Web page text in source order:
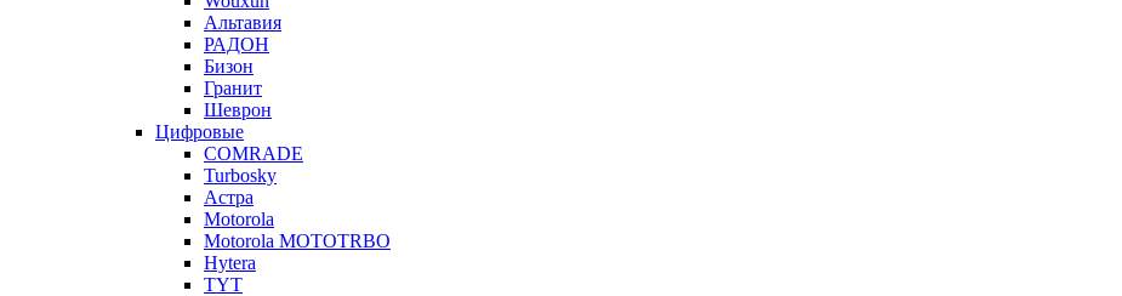
Альтавия
РАДОН
Бизон
Гранит
Шеврон
Цифровые
COMRADE
Turbosky
Астра
Motorola
Motorola MOTOTRBO
Hytera
TYT